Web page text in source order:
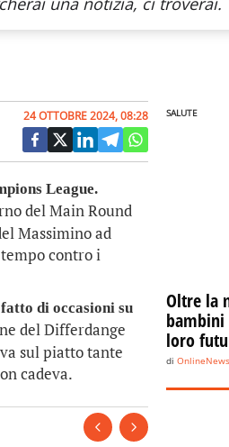
24 OTTOBRE 2024, 08:28
League.
del Main Round
Massimino ad
contro i
di occasioni su
del Differdange
sul piatto tante
cadeva.
SALUTE
Oltre la
bambini
loro
di OnlineNews